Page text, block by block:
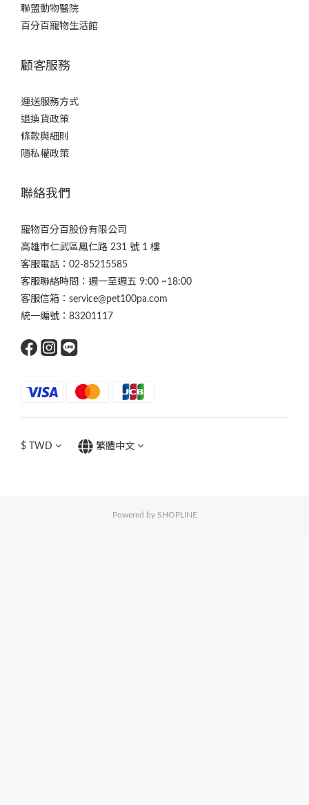
聯盟動物醫院
百分百寵物生活館
顧客服務
運送服務方式
退換貨政策
條款與細則
隱私權政策
聯絡我們
寵物百分百股份有限公司
高雄市仁武區鳳仁路 231 號 1 樓
客服電話：02-85215585
客服聯絡時間：週一至週五 9:00 ~18:00
客服信箱：service@pet100pa.com
統一編號：83201117
$ TWD 繁體中文
Powered by SHOPLINE